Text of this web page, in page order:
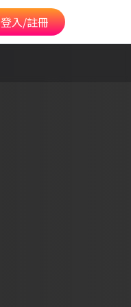
登入/註冊